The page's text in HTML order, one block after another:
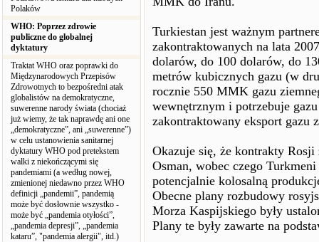
Polaków
WHO: Poprzez zdrowie
publiczne do globalnej
dyktatury
Traktat WHO oraz poprawki do
Międzynarodowych Przepisów
Zdrowotnych to bezpośredni atak
globalistów na demokratyczne,
suwerenne narody świata (chociaż
już wiemy, że tak naprawdę ani one
„demokratyczne”, ani „suwerenne”)
w celu ustanowienia sanitarnej
dyktatury WHO pod pretekstem
walki z niekończącymi się
pandemiami (a według nowej,
zmienionej niedawno przez WHO
definicji „pandemii”, pandemią
może być dosłownie wszystko -
może być „pandemia otyłości”,
„pandemia depresji”, „pandemia
kataru”, "pandemia alergii", itd.)
Turkiestan jest ważnym
zakontraktowanych na lata
dolarów, do 100 dolarów, do
metrów kubicznych gazu (w
rocznie 550 MMK gazu
wewnętrznym i potrzebuje
zakontraktowany eksport gazu
Okazuje się, że kontrakty Rosji
Osman, wobec czego
potencjalnie kolosalną
Obecne plany rozbudowy
Morza Kaspijskiego były
Plany te były zawarte na